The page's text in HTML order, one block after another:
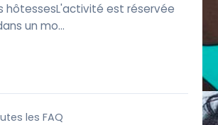
hôtessesL'activité est réservée
un mo…
les FAQ